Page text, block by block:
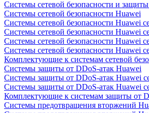
Системы сетевой безопасности и
Системы сетевой безопасности Huawei
Системы сетевой безопасности Huawei
Системы сетевой безопасности Huawei
Системы сетевой безопасности Huawei
Системы сетевой безопасности Huawei
Комплектующие к системам сетевой
Системы защиты от DDoS-атак Huawei
Системы защиты от DDoS-атак Huawei
Системы защиты от DDoS-атак Huawei
Комплектующие к системам защиты от
Системы предотвращения вторжений